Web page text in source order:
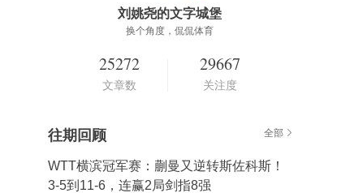
刘姚尧的文字城堡
换个角度，侃侃体育
25272
文章数
29667
关注度
往期回顾 全部
WTT横滨冠军赛：蒯曼又逆转斯佐科斯！
3-5到11-6，连赢2局剑指8强